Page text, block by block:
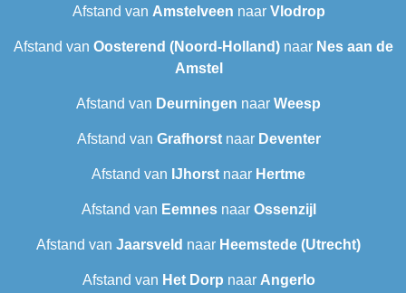
Afstand van Amstelveen naar Vlodrop
Afstand van Oosterend (Noord-Holland)naar Nes aan de
Amstel
Afstand van Deurningen naar Weesp
Afstand van Grafhorstnaar Deventer
Afstand van IJhorst naar Hertme
Afstand van Eemnesnaar Ossenzijl
Afstand van Jaarsveld naar Heemstede (Utrecht)
Afstand van Het Dorp naar Angerlo